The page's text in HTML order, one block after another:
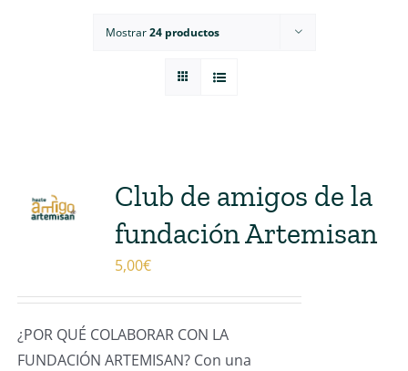
Mostrar24 productos
Club de amigos de la
fundación Artemisan
5,00€
¿POR QUÉ COLABORAR CON LA
FUNDACIÓN ARTEMISAN? Con una